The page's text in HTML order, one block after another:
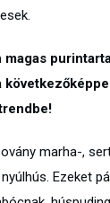
marha-,
Ezeket